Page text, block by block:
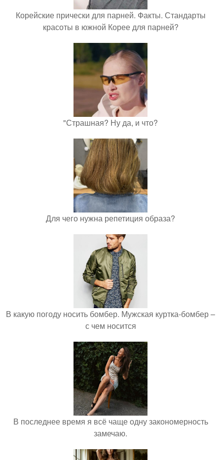
Корейские прически для парней. Факты. Стандарты
красоты в южной Корее для парней?
"Страшная? Ну да, и что?
Для чего нужна репетиция образа?
В какую погоду носить бомбер. Мужская куртка-бомбер –
с чем носится
В последнее время я всё чаще одну закономерность
замечаю.